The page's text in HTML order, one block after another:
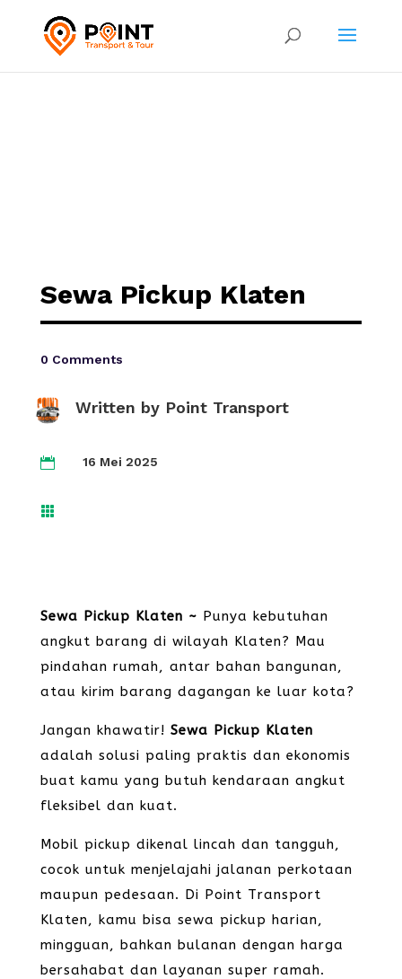
Sewa Pickup Klaten
0 Comments
Written by Point Transport
 16 Mei 2025

Sewa Pickup Klaten ~ Punya kebutuhan
angkut barang di wilayah Klaten? Mau
pindahan rumah, antar bahan bangunan,
atau kirim barang dagangan ke luar kota?
Jangan khawatir! Sewa Pickup Klaten
adalah solusi paling praktis dan ekonomis
buat kamu yang butuh kendaraan angkut
fleksibel dan kuat.
Mobil pickup dikenal lincah dan tangguh,
cocok untuk menjelajahi jalanan perkotaan
maupun pedesaan. Di Point Transport
Klaten, kamu bisa sewa pickup harian,
mingguan, bahkan bulanan dengan harga
bersahabat dan layanan super ramah.